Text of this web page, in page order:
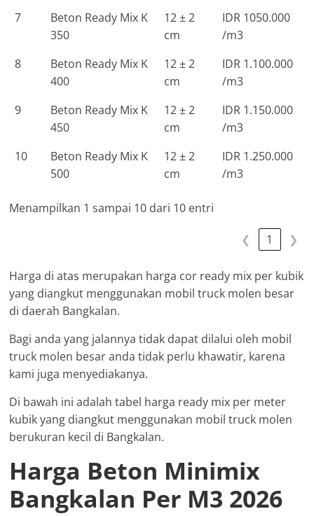
7
Beton Ready Mix K
350
12 ± 2
cm
IDR 1050.000
/m3
8
Beton Ready Mix K
400
12 ± 2
cm
IDR 1.100.000
/m3
9
Beton Ready Mix K
450
12 ± 2
cm
IDR 1.150.000
/m3
10
Beton Ready Mix K
500
12 ± 2
cm
IDR 1.250.000
/m3
Menampilkan 1 sampai 10 dari 10 entri
❮ 1 ❯
Harga di atas merupakan harga cor ready mix per kubik
yang diangkut menggunakan mobil truck molen besar
di daerah Bangkalan.
Bagi anda yang jalannya tidak dapat dilalui oleh mobil
truck molen besar anda tidak perlu khawatir, karena
kami juga menyediakanya.
Di bawah ini adalah tabel harga ready mix per meter
kubik yang diangkut menggunakan mobil truck molen
berukuran kecil di Bangkalan.
Harga Beton Minimix
Bangkalan Per M3 2026